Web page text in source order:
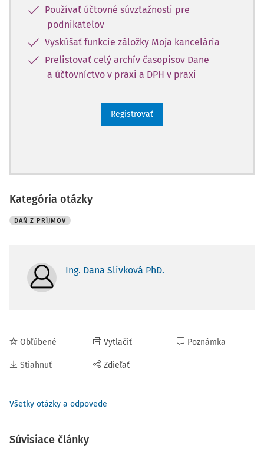
Používať účtovné súvzťažnosti pre
podnikateľov
Vyskúšať funkcie záložky Moja kancelária
Prelistovať celý archív časopisov Dane
a účtovníctvo v praxi a DPH v praxi
Registrovať
Kategória otázky
DAŇ Z PRÍJMOV
Ing. Dana Slivková PhD.
Obľúbené
Stiahnuť
Vytlačiť
Zdieľať
Poznámka
Všetky otázky a odpovede
Súvisiace články